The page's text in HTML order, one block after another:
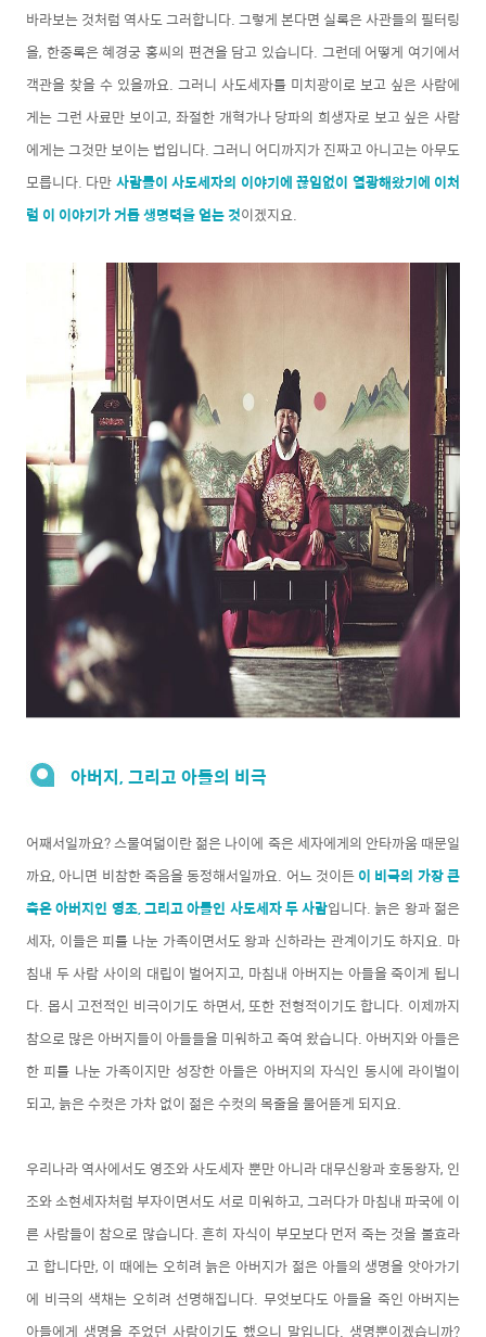
바라보는 것처럼 역사도 그러합니다. 그렇게 본다면 실록은 사관들의 필터링
을, 한중록은 혜경궁 홍씨의 편견을 담고 있습니다. 그런데 어떻게 여기에서
객관을 찾을 수 있을까요. 그러니 사도세자를 미치광이로 보고 싶은 사람에
게는 그런 사료만 보이고, 좌절한 개혁가나 당파의 희생자로 보고 싶은 사람
에게는 그것만 보이는 법입니다. 그러니 어디까지가 진짜고 아니고는 아무도
모릅니다. 다만사람들이 사도세자의 이야기에 끊임없이 열광해왔기에 이처
럼 이 이야기가 거듭 생명력을 얻는 것이겠지요.
아버지, 그리고 아들의 비극
어째서일까요? 스물여덟이란 젊은 나이에 죽은 세자에게의 안타까움 때문일
까요, 아니면 비참한 죽음을 동정해서일까요. 어느 것이든이 비극의 가장 큰
축은 아버지인 영조, 그리고 아들인 사도세자 두 사람입니다. 늙은 왕과 젊은
세자, 이들은 피를 나눈 가족이면서도 왕과 신하라는 관계이기도 하지요. 마
침내 두 사람 사이의 대립이 벌어지고, 마침내 아버지는 아들을 죽이게 됩니
다. 몹시 고전적인 비극이기도 하면서, 또한 전형적이기도 합니다. 이제까지
참으로 많은 아버지들이 아들들을 미워하고 죽여 왔습니다. 아버지와 아들은
한 피를 나눈 가족이지만 성장한 아들은 아버지의 자식인 동시에 라이벌이
되고, 늙은 수컷은 가차 없이 젊은 수컷의 목줄을 물어뜯게 되지요.
우리나라 역사에서도 영조와 사도세자 뿐만 아니라 대무신왕과 호동왕자, 인
조와 소현세자처럼 부자이면서도 서로 미워하고, 그러다가 마침내 파국에 이
른 사람들이 참으로 많습니다. 흔히 자식이 부모보다 먼저 죽는 것을 불효라
고 합니다만, 이 때에는 오히려 늙은 아버지가 젊은 아들의 생명을 앗아가기
에 비극의 색채는 오히려 선명해집니다. 무엇보다도 아들을 죽인 아버지는
아들에게 생명을 주었던 사람이기도 했으니 말입니다. 생명뿐이겠습니까?